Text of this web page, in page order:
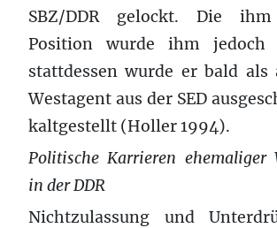
SBZ/DDR gelockt. Die ihm
Position wurde ihm jedoch
stattdessen wurde er bald als
Westagent aus der SED
kaltgestellt (Holler 1994).
Politische Karrieren ehemaliger
in der DDR
Nichtzulassung und